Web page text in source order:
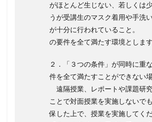
がほとんど生じない、若しくは
うが受講生のマスク着用や手洗
が十分に行われていること。
の要件を全て満たす環境とします
２．「３つの条件」が同時に重
件を全て満たすことができない
遠隔授業、レポートや課題研
ことで対面授業を実施しないで
保した上で、授業を実施してく